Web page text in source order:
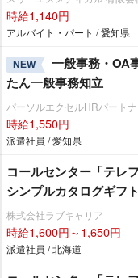
時給1,140円
アルバイト・パート / 愛知県
NEW
一般事務・OA
たん一般事務知立
パーソルエクセルHRパート
時給1,550円
派遣社員 / 愛知県
コールセンター「テレ
シンプルカタログギフ
株式会社ラブキャリア
時給1,600円～1,650円
派遣社員 / 北海道